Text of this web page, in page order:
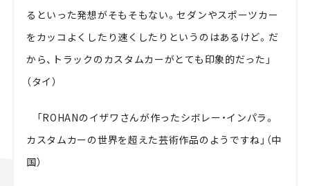
るといった発想がそもそもない。セダンやスポーツカー
をカッコよくしたり速くしたりというのはあるけど。だ
から、トラックのカスタムカーがとても印象的だった」
（タイ）
「ROHANのイザワさんが作ったシボレー・インパラ。
カスタムカーの世界を超えた芸術作品のようですね」（中
国）